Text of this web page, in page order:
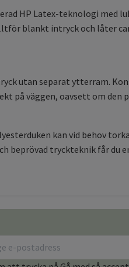
HP Latex-teknologi med
blankt intryck och låter
utan separat ytterram.
på väggen, oavsett om
kan vid behov
tryckteknik får du